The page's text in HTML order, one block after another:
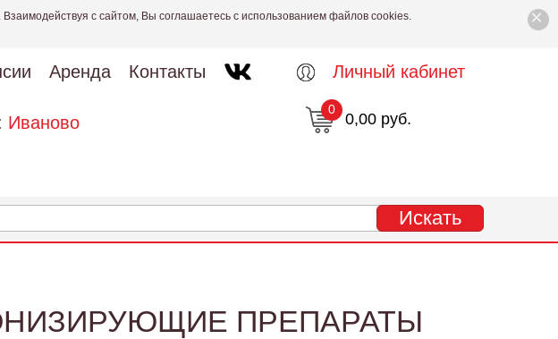
×
с сайтом, Вы соглашаетесь с использованием файлов cookies.
Аренда Контакты
Иваново
Личный кабинет
0,00 руб.
0
ПРЕПАРАТЫ